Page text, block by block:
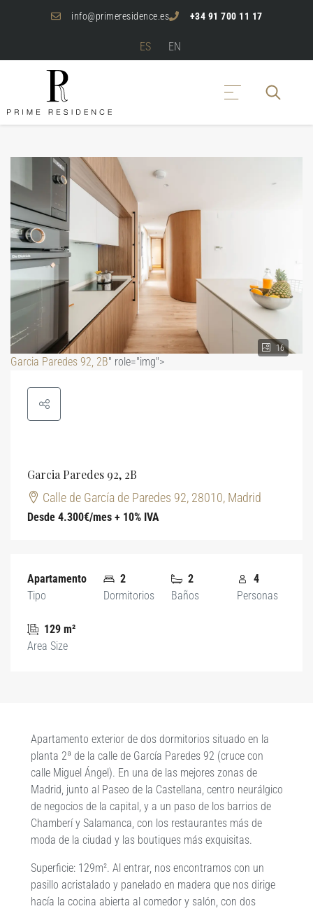
info@primeresidence.es +34 91 700 11 17
ES EN
16
Garcia Paredes 92, 2B" role="img">
Garcia Paredes 92, 2B
Calle de García de Paredes 92, 28010, Madrid
Desde 4.300€/mes + 10% IVA
Apartamento
Tipo
2
Dormitorios
2
Baños
4
Personas
129 m²
Area Size
Apartamento exterior de dos dormitorios situado en la
planta 2ª de la calle de García Paredes 92 (cruce con
calle Miguel Ángel). En una de las mejores zonas de
Madrid, junto al Paseo de la Castellana, centro neurálgico
de negocios de la capital, y a un paso de los barrios de
Chamberí y Salamanca, con los restaurantes más de
moda de la ciudad y las boutiques más exquisitas.
Superficie: 129m². Al entrar, nos encontramos con un
pasillo acristalado y panelado en madera que nos dirige
hacía la cocina abierta al comedor y salón, con dos